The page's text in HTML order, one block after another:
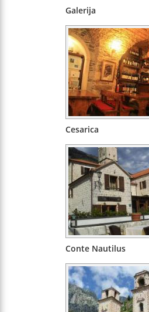
Galerija
Cesarica
Conte Nautilus